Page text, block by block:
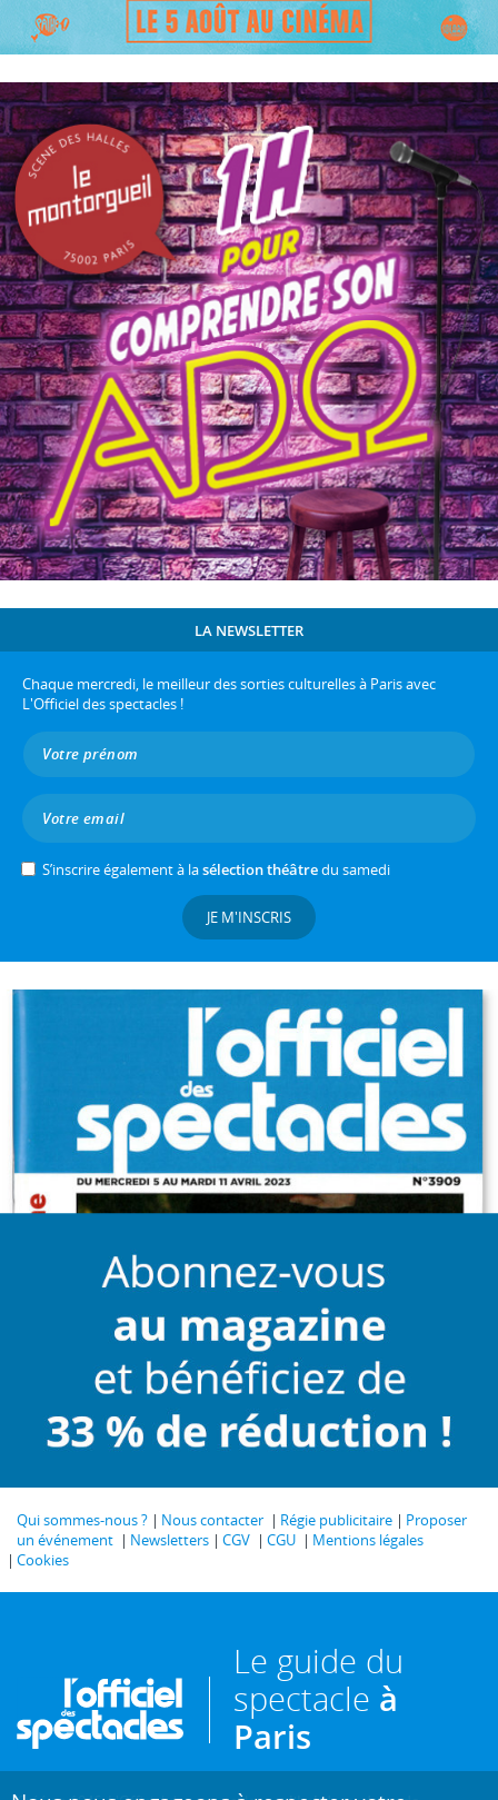
LA NEWSLETTER
Chaque mercredi, le meilleur des sorties culturelles à Paris avec
L'Officiel des spectacles !
S’inscrire également à lasélection théâtredu samedi
JE M'INSCRIS
Qui sommes-nous ? Nous contacter Régie publicitaire
Proposer
un événement
Newsletters CGV CGU
Mentions légales
Cookies
Le guide du
spectacle à
Paris